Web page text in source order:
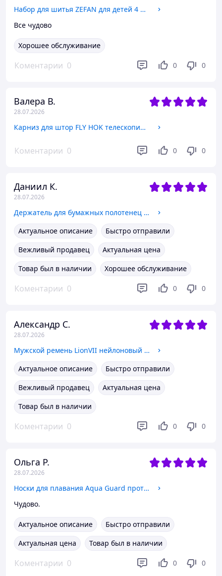
Набор для шитья ZEFAN для детей 4 шт., творческий набор для рукоделия из фетра, DIY для мальчиков и девочек, подарок детям
Все чудово
Хорошее обслуживание
Коментарии 0 0 0
Валера В.
28.07.2026
Карниз для штор FLY HOK телескопический 28-65 дюймов 16 мм матовый белый из нержавеющей стали для кухни и спальни
Коментарии 0 0 0
Даниил К.
28.07.2026
Держатель для бумажных полотенец LOYSWI 28 см серебристый, под шкаф с демпфером, настенный, самоклеющийся или на винтах
Актуальное описание
Быстро отправили
Вежливый продавец
Актуальная цена
Товар был в наличии
Хорошее обслуживание
Коментарии 0 0 0
Александр С.
28.07.2026
Мужской ремень LionVII нейлоновый 135 см х 3,8 см с автоматической пряжкой трещоткой регулируемый тактический ремень для работы
Актуальное описание
Быстро отправили
Вежливый продавец
Актуальная цена
Товар был в наличии
Коментарии 0 0 0
Ольга Р.
28.07.2026
Носки для плавания Aqua Guard противоскользящие латексные, защита стоп от бородавок и грибка, размер 36-39 для взрослых
Чудово.
Актуальное описание
Быстро отправили
Актуальная цена
Товар был в наличии
Коментарии 0 0 0